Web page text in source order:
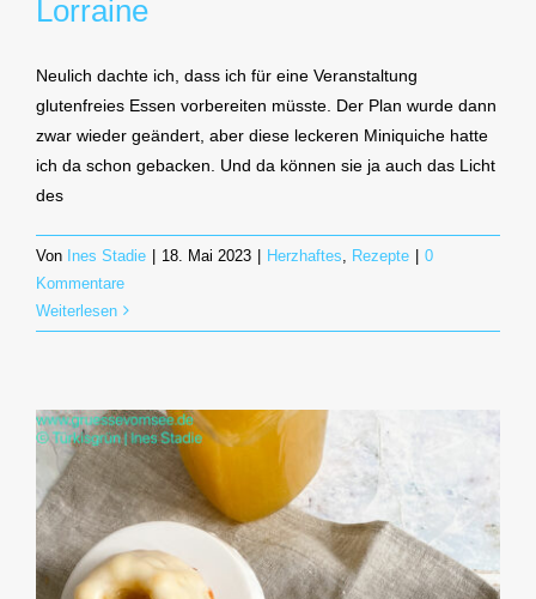
Lorraine
Neulich dachte ich, dass ich für eine Veranstaltung
glutenfreies Essen vorbereiten müsste. Der Plan wurde dann
zwar wieder geändert, aber diese leckeren Miniquiche hatte
ich da schon gebacken. Und da können sie ja auch das Licht
des
Von Ines Stadie | 18. Mai 2023 | Herzhaftes Rezepte | 0
Kommentare
Weiterlesen